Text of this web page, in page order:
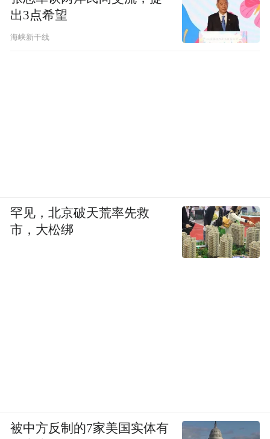
出3点希望
海峡新干线
罕见，北京破天荒率先救
市，大松绑
被中方反制的7家美国实体有